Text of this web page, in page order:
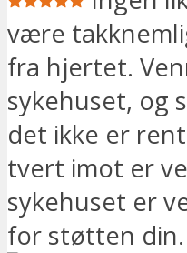
være
fra hjertet.
sykehuset, og
det ikke er
tvert imot er
sykehuset er
for støtten din.